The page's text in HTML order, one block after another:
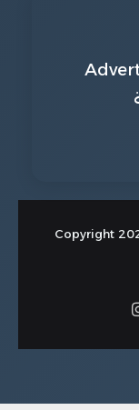
انستقرام